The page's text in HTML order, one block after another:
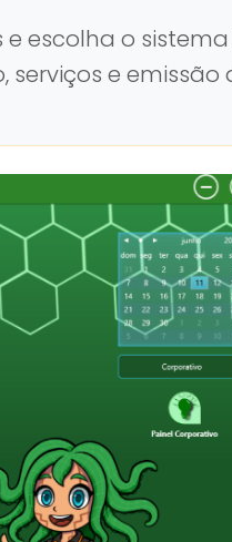
escolha o
serviços e emissão